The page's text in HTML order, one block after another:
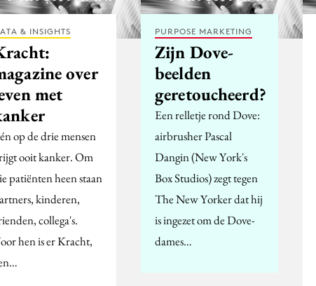
& INSIGHTS
over
met
op de drie mensen
ooit kanker. Om
patiënten heen staan
kinderen,
collega's.
hen is er Kracht,
PURPOSE MARKETING
Zijn Dove-
beelden
geretoucheerd?
Een relletje rond Dove:
airbrusher Pascal
Dangin (New York's
Box Studios) zegt tegen
The New Yorker dat hij
is ingezet om de Dove-
dames…